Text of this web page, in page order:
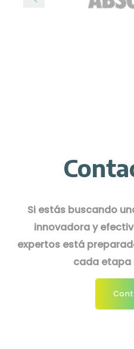
Si estás buscando
innovadora y
expertos está
cada etapa